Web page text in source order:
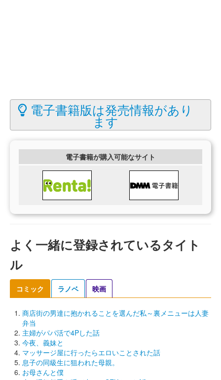
電子書籍版は発売情報があり
ます
電子書籍が購入可能なサイト
よく一緒に登録されているタイト
ル
コミック ラノベ 映画
商店街の男達に抱かれることを選んだ私～裏メニューは人妻
弁当
主婦がパパ活で4Pした話
今夜、義妹と
マッサージ屋に行ったらエロいことされた話
息子の同級生に狙われた母親。
お母さんと僕